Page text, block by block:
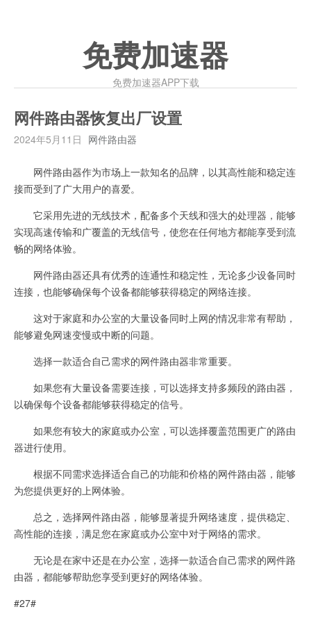
免费加速器
免费加速器APP下载
网件路由器恢复出厂设置
2024年5月11日 网件路由器
网件路由器作为市场上一款知名的品牌，以其高性能和稳定连
接而受到了广大用户的喜爱。
它采用先进的无线技术，配备多个天线和强大的处理器，能够
实现高速传输和广覆盖的无线信号，使您在任何地方都能享受到流
畅的网络体验。
网件路由器还具有优秀的连通性和稳定性，无论多少设备同时
连接，也能够确保每个设备都能够获得稳定的网络连接。
这对于家庭和办公室的大量设备同时上网的情况非常有帮助，
能够避免网速变慢或中断的问题。
选择一款适合自己需求的网件路由器非常重要。
如果您有大量设备需要连接，可以选择支持多频段的路由器，
以确保每个设备都能够获得稳定的信号。
如果您有较大的家庭或办公室，可以选择覆盖范围更广的路由
器进行使用。
根据不同需求选择适合自己的功能和价格的网件路由器，能够
为您提供更好的上网体验。
总之，选择网件路由器，能够显著提升网络速度，提供稳定、
高性能的连接，满足您在家庭或办公室中对于网络的需求。
无论是在家中还是在办公室，选择一款适合自己需求的网件路
由器，都能够帮助您享受到更好的网络体验。
#27#